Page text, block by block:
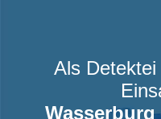
Als
Wasserburg